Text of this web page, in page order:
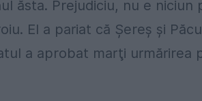
ăsta. Prejudiciu, nu e niciun
El a pariat că Şereş şi
a aprobat marţi urmărirea